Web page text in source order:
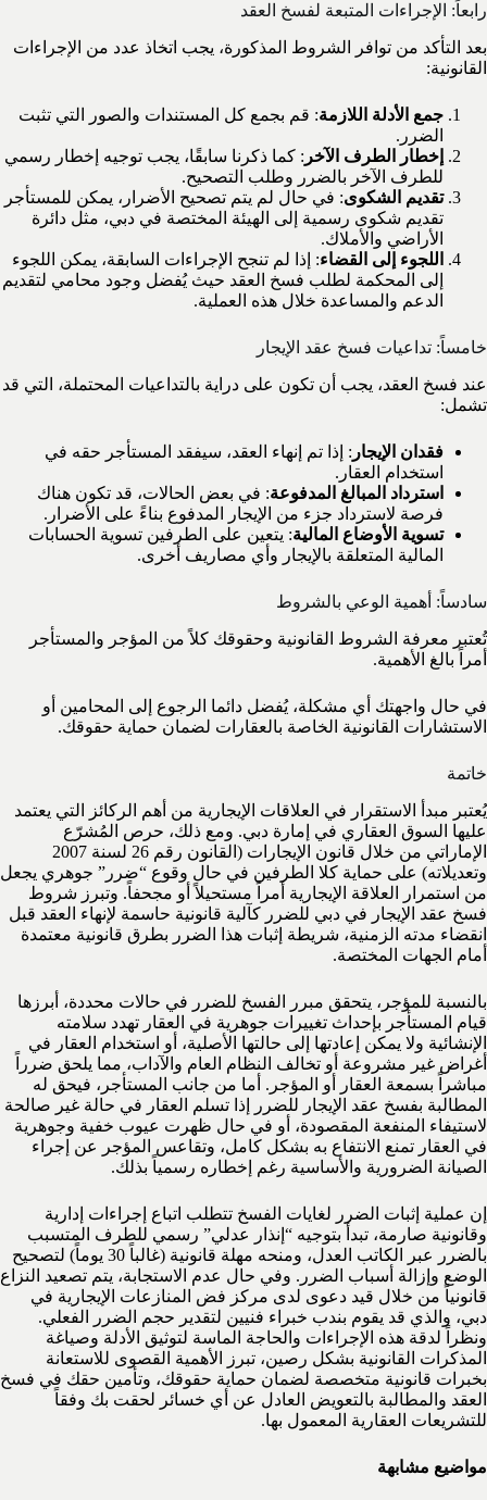
رابعاً: الإجراءات المتبعة لفسخ العقد
بعد التأكد من توافر الشروط المذكورة، يجب اتخاذ عدد من الإجراءات
القانونية:
جمع الأدلة اللازمة: قم بجمع كل المستندات والصور التي تثبت
الضرر.
إخطار الطرف الآخر : كما ذكرنا سابقًا، يجب توجيه إخطار رسمي
للطرف الآخر بالضرر وطلب التصحيح.
تقديم الشكوى: في حال لم يتم تصحيح الأضرار، يمكن للمستأجر
تقديم شكوى رسمية إلى الهيئة المختصة في دبي، مثل دائرة
الأراضي والأملاك.
اللجوء إلى القضاء: إذا لم تنجح الإجراءات السابقة، يمكن اللجوء
إلى المحكمة لطلب فسخ العقد حيث يُفضل وجود محامي لتقديم
الدعم والمساعدة خلال هذه العملية.
خامساً: تداعيات فسخ عقد الإيجار
عند فسخ العقد، يجب أن تكون على دراية بالتداعيات المحتملة، التي قد
تشمل:
فقدان الإيجار : إذا تم إنهاء العقد، سيفقد المستأجر حقه في
استخدام العقار.
استرداد المبالغ المدفوعة: في بعض الحالات، قد تكون هناك
فرصة لاسترداد جزء من الإيجار المدفوع بناءً على الأضرار.
تسوية الأوضاع المالية: يتعين على الطرفين تسوية الحسابات
المالية المتعلقة بالإيجار وأي مصاريف أخرى.
سادساً: أهمية الوعي بالشروط
تُعتبر معرفة الشروط القانونية وحقوقك كلاً من المؤجر والمستأجر
أمراً بالغ الأهمية.
في حال واجهتك أي مشكلة، يُفضل دائما الرجوع إلى المحامين أو
الاستشارات القانونية الخاصة بالعقارات لضمان حماية حقوقك.
خاتمة
يُعتبر مبدأ الاستقرار في العلاقات الإيجارية من أهم الركائز التي يعتمد
عليها السوق العقاري في إمارة دبي. ومع ذلك، حرص المُشرّع
الإماراتي من خلال قانون الإيجارات (القانون رقم 26 لسنة 2007
وتعديلاته) على حماية كلا الطرفين في حال وقوع “ضرر” جوهري يجعل
من استمرار العلاقة الإيجارية أمراً مستحيلاً أو مجحفاً. وتبرز شروط
فسخ عقد الإيجار في دبي للضرر كآلية قانونية حاسمة لإنهاء العقد قبل
انقضاء مدته الزمنية، شريطة إثبات هذا الضرر بطرق قانونية معتمدة
أمام الجهات المختصة.
بالنسبة للمؤجر، يتحقق مبرر الفسخ للضرر في حالات محددة، أبرزها
قيام المستأجر بإحداث تغييرات جوهرية في العقار تهدد سلامته
الإنشائية ولا يمكن إعادتها إلى حالتها الأصلية، أو استخدام العقار في
أغراض غير مشروعة أو تخالف النظام العام والآداب، مما يلحق ضرراً
مباشراً بسمعة العقار أو المؤجر. أما من جانب المستأجر، فيحق له
المطالبة بفسخ عقد الإيجار للضرر إذا تسلم العقار في حالة غير صالحة
لاستيفاء المنفعة المقصودة، أو في حال ظهرت عيوب خفية وجوهرية
في العقار تمنع الانتفاع به بشكل كامل، وتقاعس المؤجر عن إجراء
الصيانة الضرورية والأساسية رغم إخطاره رسمياً بذلك.
إن عملية إثبات الضرر لغايات الفسخ تتطلب اتباع إجراءات إدارية
وقانونية صارمة، تبدأ بتوجيه “إنذار عدلي” رسمي للطرف المتسبب
بالضرر عبر الكاتب العدل، ومنحه مهلة قانونية (غالباً 30 يوماً) لتصحيح
الوضع وإزالة أسباب الضرر. وفي حال عدم الاستجابة، يتم تصعيد النزاع
قانونياً من خلال قيد دعوى لدى مركز فض المنازعات الإيجارية في
دبي، والذي قد يقوم بندب خبراء فنيين لتقدير حجم الضرر الفعلي.
ونظراً لدقة هذه الإجراءات والحاجة الماسة لتوثيق الأدلة وصياغة
المذكرات القانونية بشكل رصين، تبرز الأهمية القصوى للاستعانة
بخبرات قانونية متخصصة لضمان حماية حقوقك، وتأمين حقك في فسخ
العقد والمطالبة بالتعويض العادل عن أي خسائر لحقت بك وفقاً
للتشريعات العقارية المعمول بها.
مواضيع مشابهة